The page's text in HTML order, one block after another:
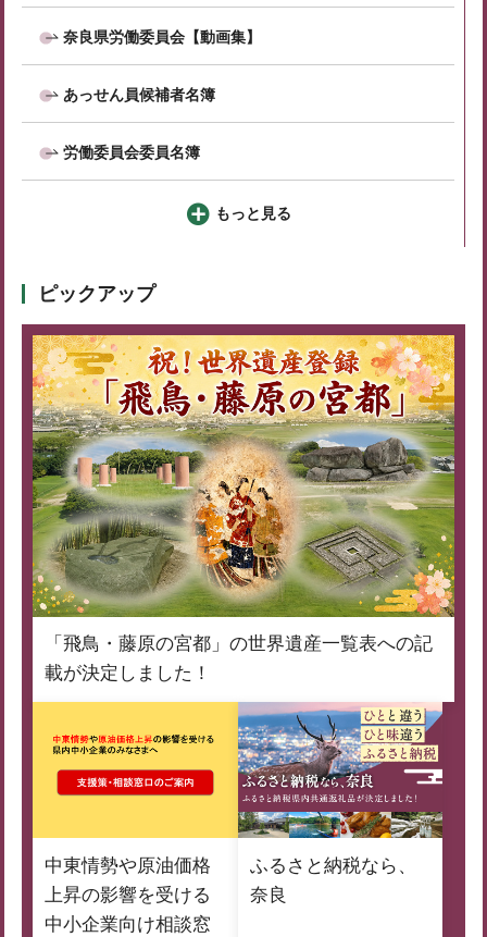
奈良県労働委員会【動画集】
あっせん員候補者名簿
労働委員会委員名簿
もっと見る
ピックアップ
「飛鳥・藤原の宮都」の世界遺産一覧表への記
載が決定しました！
中東情勢や原油価格
上昇の影響を受ける
中小企業向け相談窓
ふるさと納税なら、
奈良